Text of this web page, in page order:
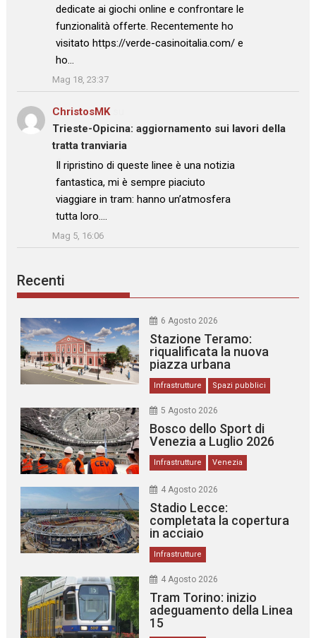
dedicate ai giochi online e confrontare le
funzionalità offerte. Recentemente ho
visitato https://verde-casinoitalia.com/ e
ho…
”
Mag 18, 23:37
ChristosMKsu
Trieste-Opicina: aggiornamento sui lavori della
tratta tranviaria
: “
Il ripristino di queste linee è una notizia
fantastica, mi è sempre piaciuto
viaggiare in tram: hanno un’atmosfera
tutta loro.…
”
Mag 5, 16:06
Recenti
6 Agosto 2026
Stazione Teramo:
riqualificata la nuova
piazza urbana
Infrastrutture Spazi pubblici
5 Agosto 2026
Bosco dello Sport di
Venezia a Luglio 2026
Infrastrutture Venezia
4 Agosto 2026
Stadio Lecce:
completata la copertura
in acciaio
Infrastrutture
4 Agosto 2026
Tram Torino: inizio
adeguamento della Linea
15